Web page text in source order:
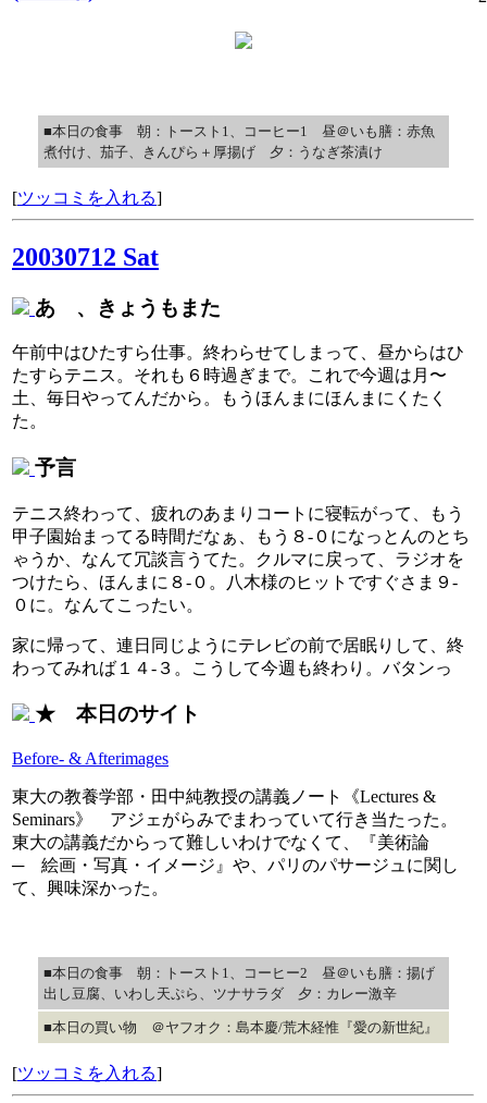
■本日の食事 朝：トースト1、コーヒー1 昼＠いも膳：赤魚
煮付け、茄子、きんぴら＋厚揚げ 夕：うなぎ茶漬け
[ツッコミを入れる]
20030712 Sat
あゝ、きょうもまた
午前中はひたすら仕事。終わらせてしまって、昼からはひ
たすらテニス。それも６時過ぎまで。これで今週は月〜
土、毎日やってんだから。もうほんまにほんまにくたく
た。
予言
テニス終わって、疲れのあまりコートに寝転がって、もう
甲子園始まってる時間だなぁ、もう８-０になっとんのとち
ゃうか、なんて冗談言うてた。クルマに戻って、ラジオを
つけたら、ほんまに８-０。八木様のヒットですぐさま９-
０に。なんてこったい。
家に帰って、連日同じようにテレビの前で居眠りして、終
わってみれば１４-３。こうして今週も終わり。バタンっ
★ 本日のサイト
Before- & Afterimages
東大の教養学部・田中純教授の講義ノート《Lectures &
Seminars》 アジェがらみでまわっていて行き当たった。
東大の講義だからって難しいわけでなくて、『美術論
─ 絵画・写真・イメージ』や、パリのパサージュに関し
て、興味深かった。
■本日の食事 朝：トースト1、コーヒー2 昼＠いも膳：揚げ
出し豆腐、いわし天ぷら、ツナサラダ 夕：カレー激辛
■本日の買い物 ＠ヤフオク：島本慶/荒木経惟『愛の新世紀』
[ツッコミを入れる]